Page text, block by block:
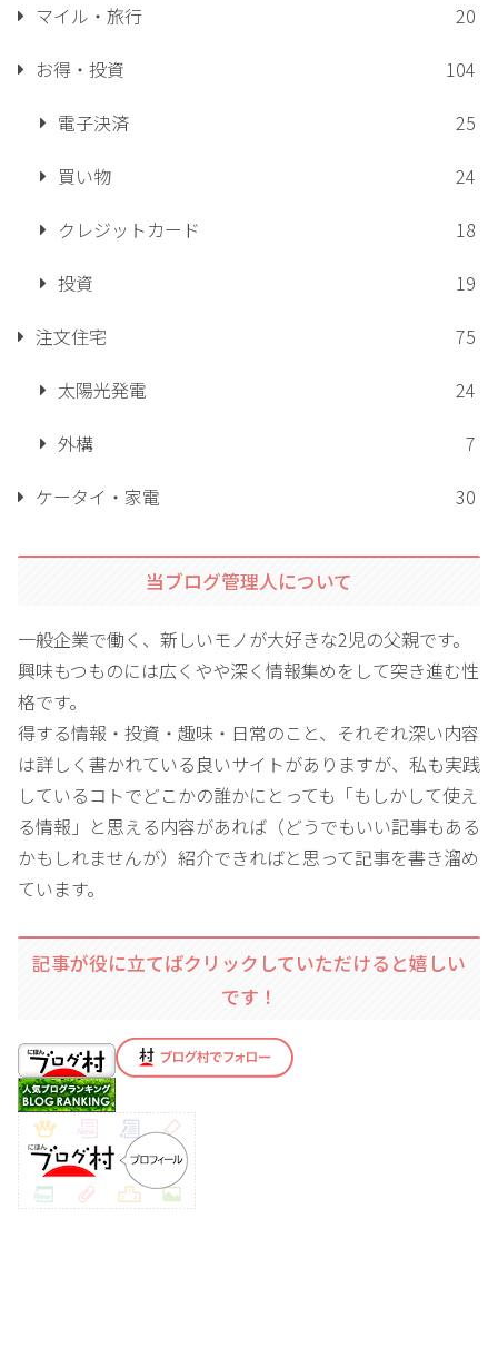
マイル・旅行
20
お得・投資
104
電子決済
25
買い物
24
クレジットカード
18
投資
19
注文住宅
75
太陽光発電
24
外構
7
ケータイ・家電
30
当ブログ管理人について
一般企業で働く、新しいモノが大好きな2児の父親です。
興味もつものには広くやや深く情報集めをして突き進む性
格です。
得する情報・投資・趣味・日常のこと、それぞれ深い内容
は詳しく書かれている良いサイトがありますが、私も実践
しているコトでどこかの誰かにとっても「もしかして使え
る情報」と思える内容があれば（どうでもいい記事もある
かもしれませんが）紹介できればと思って記事を書き溜め
ています。
記事が役に立てばクリックしていただけると嬉しい
です！